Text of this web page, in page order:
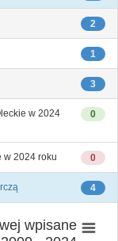
2
1
3
0
w 2024
0
w 2024 roku
4
wpisane